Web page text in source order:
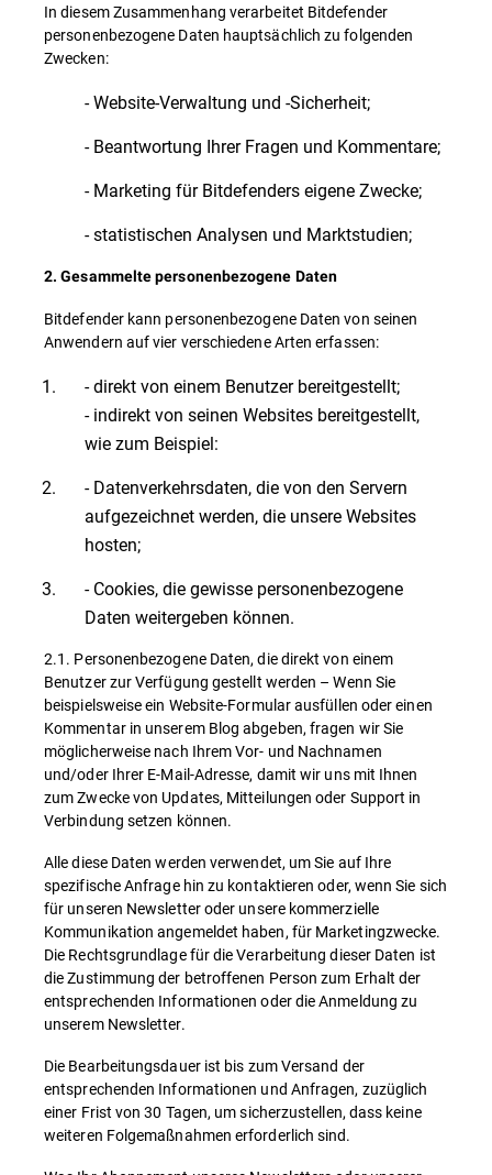
In diesem Zusammenhang verarbeitet Bitdefender
personenbezogene Daten hauptsächlich zu folgenden
Zwecken:
- Website-Verwaltung und -Sicherheit;
- Beantwortung Ihrer Fragen und Kommentare;
- Marketing für Bitdefenders eigene Zwecke;
- statistischen Analysen und Marktstudien;
2. Gesammelte personenbezogene Daten
Bitdefender kann personenbezogene Daten von seinen
Anwendern auf vier verschiedene Arten erfassen:
- direkt von einem Benutzer bereitgestellt;
- indirekt von seinen Websites bereitgestellt,
wie zum Beispiel:
- Datenverkehrsdaten, die von den Servern
aufgezeichnet werden, die unsere Websites
hosten;
- Cookies, die gewisse personenbezogene
Daten weitergeben können.
2.1. Personenbezogene Daten, die direkt von einem
Benutzer zur Verfügung gestellt werden – Wenn Sie
beispielsweise ein Website-Formular ausfüllen oder einen
Kommentar in unserem Blog abgeben, fragen wir Sie
möglicherweise nach Ihrem Vor- und Nachnamen
und/oder Ihrer E-Mail-Adresse, damit wir uns mit Ihnen
zum Zwecke von Updates, Mitteilungen oder Support in
Verbindung setzen können.
Alle diese Daten werden verwendet, um Sie auf Ihre
spezifische Anfrage hin zu kontaktieren oder, wenn Sie sich
für unseren Newsletter oder unsere kommerzielle
Kommunikation angemeldet haben, für Marketingzwecke.
Die Rechtsgrundlage für die Verarbeitung dieser Daten ist
die Zustimmung der betroffenen Person zum Erhalt der
entsprechenden Informationen oder die Anmeldung zu
unserem Newsletter.
Die Bearbeitungsdauer ist bis zum Versand der
entsprechenden Informationen und Anfragen, zuzüglich
einer Frist von 30 Tagen, um sicherzustellen, dass keine
weiteren Folgemaßnahmen erforderlich sind.